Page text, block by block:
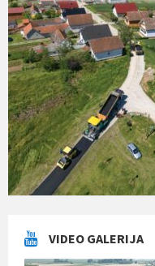
VIDEO GALERIJA